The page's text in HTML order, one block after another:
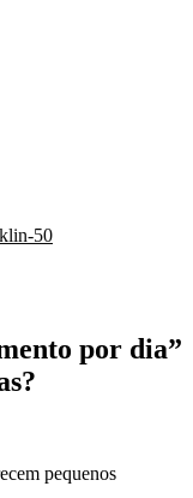
por dia”
pequenos